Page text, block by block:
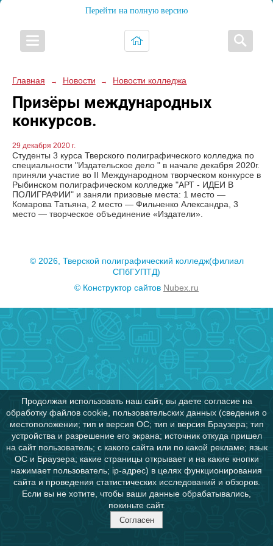
Перейти на полную версию
Главная → Новости → Новости колледжа
Призёры международных
конкурсов.
29 декабря 2020 г.
Студенты 3 курса Тверского полиграфического колледжа по
специальности "Издательское дело " в начале декабря 2020г.
приняли участие во II Международном творческом конкурсе в
Рыбинском полиграфическом колледже "АРТ - ИДЕИ В
ПОЛИГРАФИИ" и заняли призовые места: 1 место —
Комарова Татьяна, 2 место — Фильченко Александра, 3
место — творческое объединение «Издатели».
© 2026, Тверской полиграфический колледж(филиал
СПбГУПТД)
© Конструктор сайтов Nubex.ru
Продолжая использовать наш сайт, вы даете согласие на
обработку файлов cookie, пользовательских данных (сведения о
местоположении; тип и версия ОС; тип и версия Браузера; тип
устройства и разрешение его экрана; источник откуда пришел
на сайт пользователь; с какого сайта или по какой рекламе; язык
ОС и Браузера; какие страницы открывает и на какие кнопки
нажимает пользователь; ip-адрес) в целях функционирования
сайта и проведения статистических исследований и обзоров.
Если вы не хотите, чтобы ваши данные обрабатывались,
покиньте сайт.
Согласен